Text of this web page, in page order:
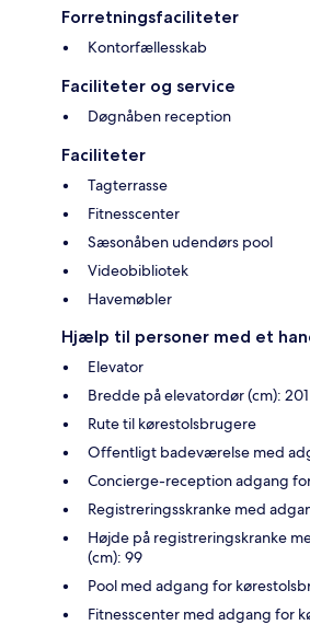
Forretningsfaciliteter
Kontorfællesskab
Faciliteter og service
Døgnåben reception
Faciliteter
Tagterrasse
Fitnesscenter
Sæsonåben udendørs pool
Videobibliotek
Havemøbler
Hjælp til personer med et
Elevator
Bredde på elevatordør (cm): 201
Rute til kørestolsbrugere
Offentligt badeværelse med
Concierge-reception adgang
Registreringsskranke med
Højde på registreringskranke
(cm): 99
Pool med adgang for
Fitnesscenter med adgang for